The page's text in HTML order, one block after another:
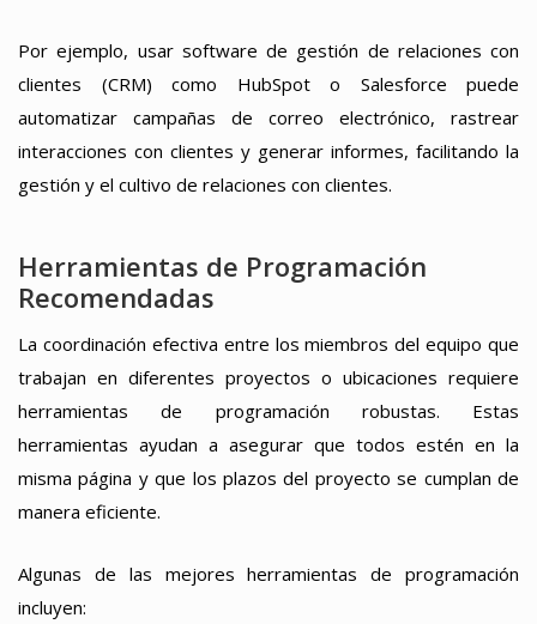
Por ejemplo, usar software de gestión de relaciones con
clientes (CRM) como HubSpot o Salesforce puede
automatizar campañas de correo electrónico, rastrear
interacciones con clientes y generar informes, facilitando la
gestión y el cultivo de relaciones con clientes.
Herramientas de Programación
Recomendadas
La coordinación efectiva entre los miembros del equipo que
trabajan en diferentes proyectos o ubicaciones requiere
herramientas de programación robustas. Estas
herramientas ayudan a asegurar que todos estén en la
misma página y que los plazos del proyecto se cumplan de
manera eficiente.
Algunas de las mejores herramientas de programación
incluyen: